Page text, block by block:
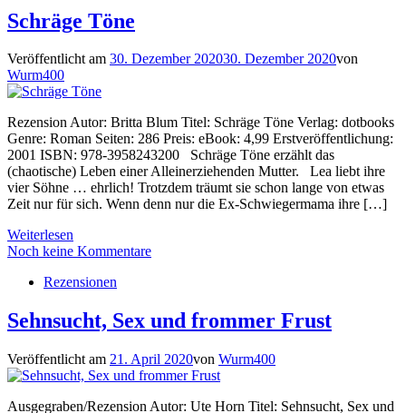
Schräge Töne
Veröffentlicht am 30. Dezember 202030. Dezember 2020von
Wurm400
Rezension Autor: Britta Blum Titel: Schräge Töne Verlag: dotbooks
Genre: Roman Seiten: 286 Preis: eBook: 4,99 Erstveröffentlichung:
2001 ISBN: 978-3958243200 Schräge Töne erzählt das
(chaotische) Leben einer Alleinerziehenden Mutter. Lea liebt ihre
vier Söhne … ehrlich! Trotzdem träumt sie schon lange von etwas
Zeit nur für sich. Wenn denn nur die Ex-Schwiegermama ihre […]
Weiterlesen
Noch keine Kommentare
Rezensionen
Sehnsucht, Sex und frommer Frust
Veröffentlicht am 21. April 2020von Wurm400
Ausgegraben/Rezension Autor: Ute Horn Titel: Sehnsucht, Sex und